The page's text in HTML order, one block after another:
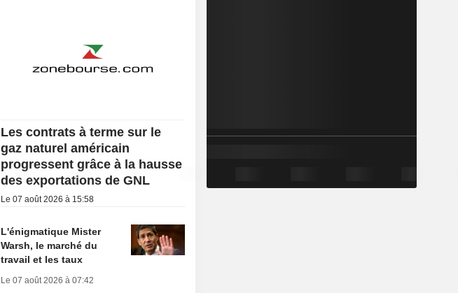
Les contrats à terme sur le
gaz naturel américain
progressent grâce à la hausse
des exportations de GNL
Le 07 août 2026 à 15:58
L'énigmatique Mister
Warsh, le marché du
travail et les taux
Le 07 août 2026 à 07:42